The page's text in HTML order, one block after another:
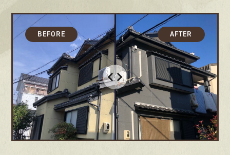
募集要項
先輩インタビュー
エントリー
有資格者が、無料建物診 断 いたします!!